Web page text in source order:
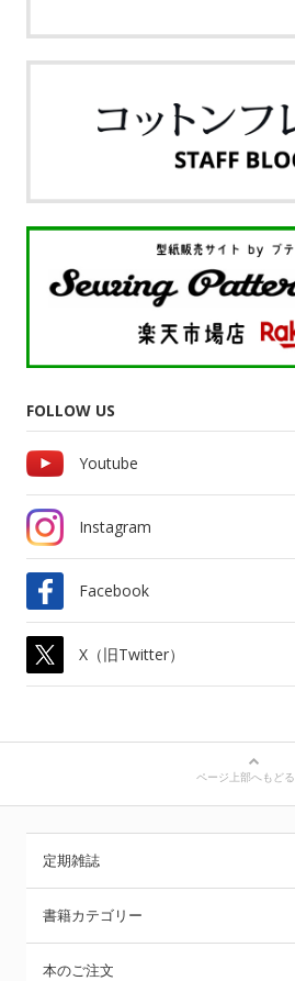
FOLLOW US
Youtube
Instagram
Facebook
X（旧Twitter）
ページ上部へもどる
定期雑誌
書籍カテゴリー
本のご注文